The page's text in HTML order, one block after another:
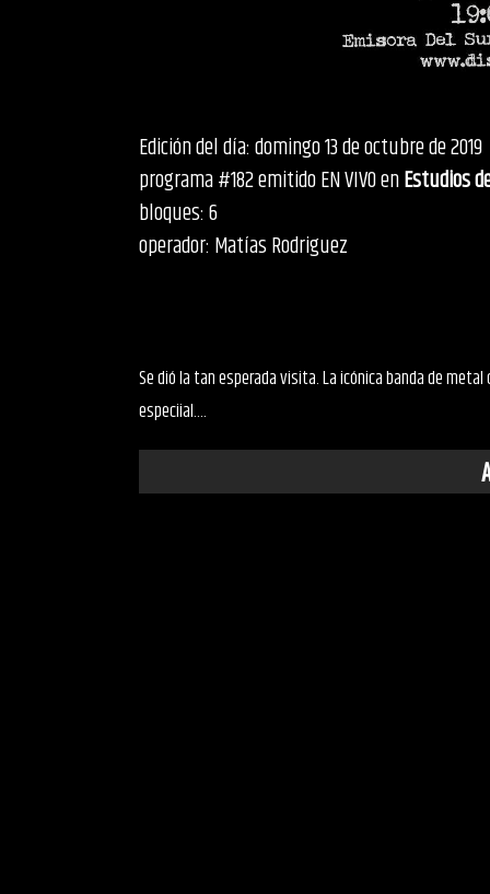
Edición del día: domingo 13 de octubre de 2019
programa #182 emitido EN VIVO enEstudios
bloques: 6
operador: Matías Rodriguez
Se dió la tan esperada visita. La icónica banda de
especiial....